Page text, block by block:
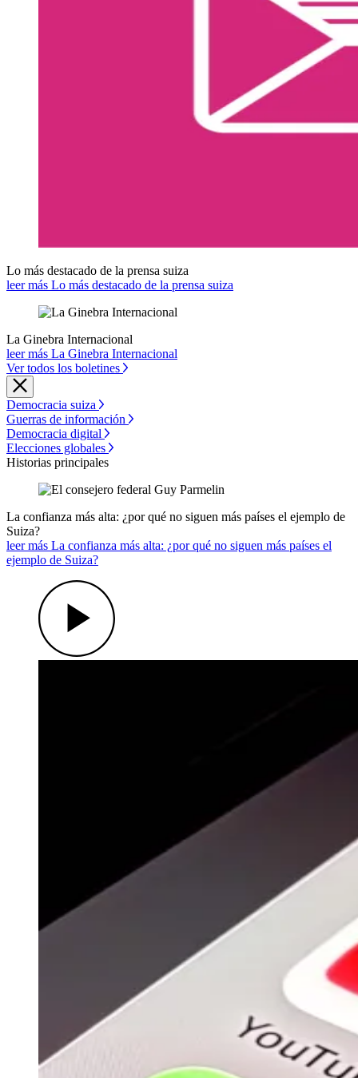
Lo más destacado de la prensa suiza
leer más Lo más destacado de la prensa suiza
La Ginebra Internacional
leer más La Ginebra Internacional
Ver todos los boletines
Democracia suiza
Guerras de información
Democracia digital
Elecciones globales
Historias principales
La confianza más alta: ¿por qué no siguen más países el ejemplo de
Suiza?
leer más La confianza más alta: ¿por qué no siguen más países el
ejemplo de Suiza?